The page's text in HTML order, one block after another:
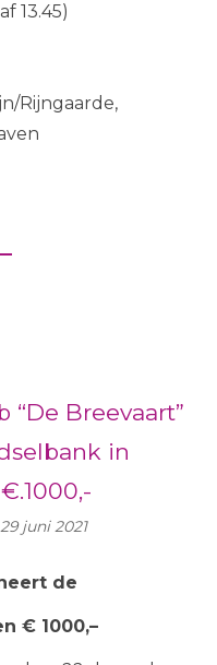
13.45)
Rijngaarde,
“De Breevaart”
in
29 juni 2021
de
€ 1000,–